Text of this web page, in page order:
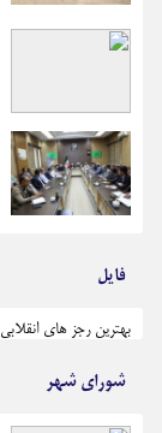
فایل
بهترین رجز های انقلابی
شورای شهر